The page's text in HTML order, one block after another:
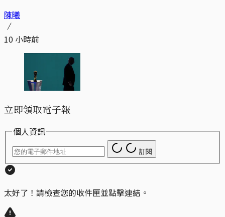
陳曦
10 小時前
立即領取電子報
個人資訊
訂閱
太好了！請檢查您的收件匣並點擊連結。